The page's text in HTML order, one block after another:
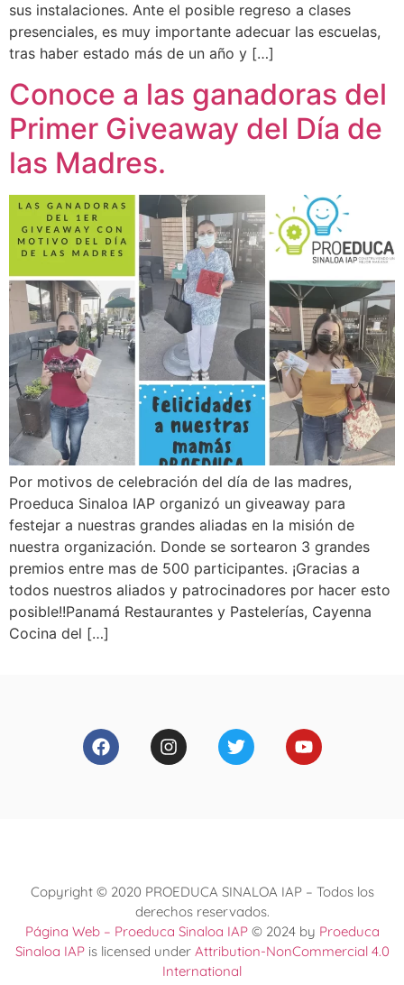
sus instalaciones. Ante el posible regreso a clases
presenciales, es muy importante adecuar las escuelas,
tras haber estado más de un año y […]
Conoce a las ganadoras del
Primer Giveaway del Día de
las Madres.
Por motivos de celebración del día de las madres,
Proeduca Sinaloa IAP organizó un giveaway para
festejar a nuestras grandes aliadas en la misión de
nuestra organización. Donde se sortearon 3 grandes
premios entre mas de 500 participantes. ¡Gracias a
todos nuestros aliados y patrocinadores por hacer esto
posible!!Panamá Restaurantes y Pastelerías, Cayenna
Cocina del […]
Copyright © 2020 PROEDUCA SINALOA IAP – Todos los
derechos reservados.
Página Web – Proeduca Sinaloa IAP© 2024 by Proeduca
Sinaloa IAPis licensed under Attribution-NonCommercial 4.0
International